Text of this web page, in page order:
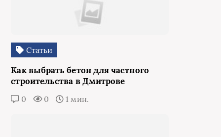
Статьи
Как выбрать бетон для частного
строительства в Дмитрове
0 0 1 мин.